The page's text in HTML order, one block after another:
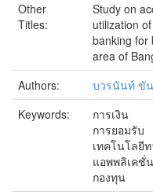
Other
Titles:
Study on
utilization
banking for
area of
Authors:
บวรนันท์ ขั
Keywords:
การเงิน
การยอมรับ
เทคโนโลยี
แอพพลิเคชั่น
กองทุน